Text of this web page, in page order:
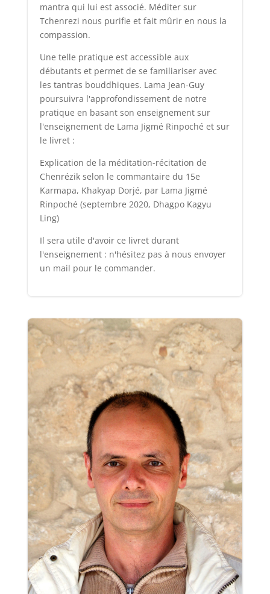
mantra qui lui est associé. Méditer sur
Tchenrezi nous purifie et fait mûrir en nous la
compassion.
Une telle pratique est accessible aux
débutants et permet de se familiariser avec
les tantras bouddhiques. Lama Jean-Guy
poursuivra l'approfondissement de notre
pratique en basant son enseignement sur
l'enseignement de Lama Jigmé Rinpoché et sur
le livret :
Explication de la méditation-récitation de
Chenrézik selon le commantaire du 15e
Karmapa, Khakyap Dorjé, par Lama Jigmé
Rinpoché (septembre 2020, Dhagpo Kagyu
Ling)
Il sera utile d'avoir ce livret durant
l'enseignement : n'hésitez pas à nous envoyer
un mail pour le commander.